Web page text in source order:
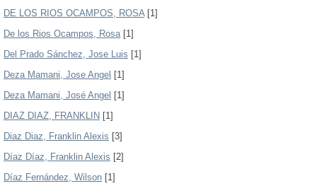
DE LOS RIOS OCAMPOS, ROSA[1]
De los Rios Ocampos, Rosa[1]
Del Prado Sánchez, Jose Luis [1]
Deza Mamani, Jose Angel [1]
Deza Mamani, José Angel [1]
DIAZ DIAZ, FRANKLIN [1]
Diaz Diaz, Franklin Alexis [3]
Díaz Díaz, Franklin Alexis [2]
Díaz Fernández, Wilson [1]